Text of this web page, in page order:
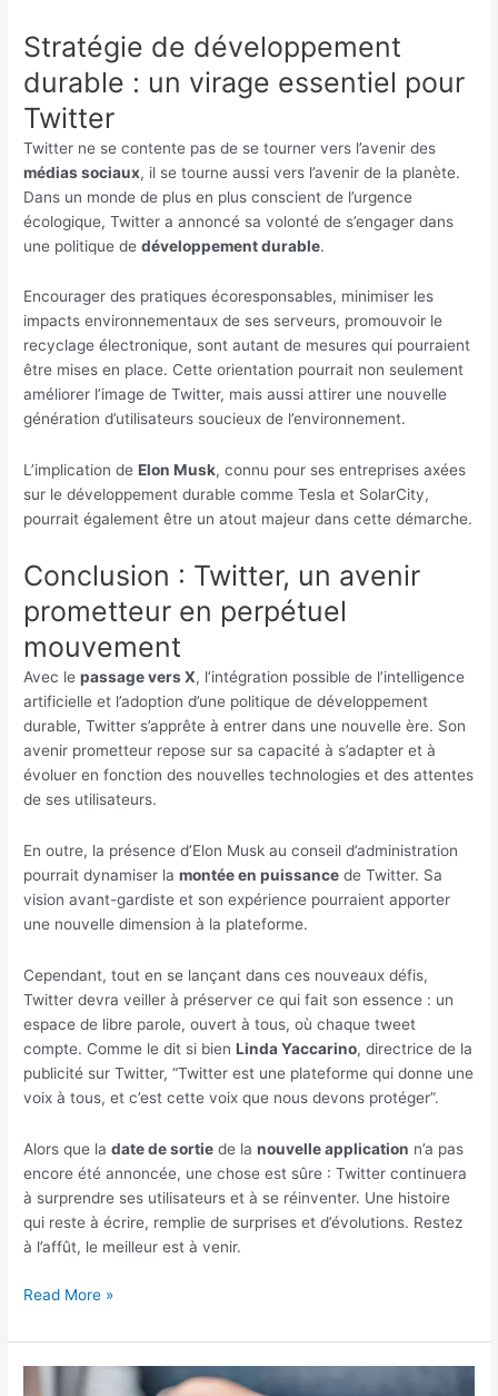
Stratégie de développement
durable : un virage essentiel pour
Twitter
Twitter ne se contente pas de se tourner vers l’avenir des
médias sociaux, il se tourne aussi vers l’avenir de la planète.
Dans un monde de plus en plus conscient de l’urgence
écologique, Twitter a annoncé sa volonté de s’engager dans
une politique dedéveloppement durable.
Encourager des pratiques écoresponsables, minimiser les
impacts environnementaux de ses serveurs, promouvoir le
recyclage électronique, sont autant de mesures qui pourraient
être mises en place. Cette orientation pourrait non seulement
améliorer l’image de Twitter, mais aussi attirer une nouvelle
génération d’utilisateurs soucieux de l’environnement.
L’implication deElon Musk, connu pour ses entreprises axées
sur le développement durable comme Tesla et SolarCity,
pourrait également être un atout majeur dans cette démarche.
Conclusion : Twitter, un avenir
prometteur en perpétuel
mouvement
Avec lepassage vers X, l’intégration possible de l’intelligence
artificielle et l’adoption d’une politique de développement
durable, Twitter s’apprête à entrer dans une nouvelle ère. Son
avenir prometteur repose sur sa capacité à s’adapter et à
évoluer en fonction des nouvelles technologies et des attentes
de ses utilisateurs.
En outre, la présence d’Elon Musk au conseil d’administration
pourrait dynamiser lamontée en puissance de Twitter. Sa
vision avant-gardiste et son expérience pourraient apporter
une nouvelle dimension à la plateforme.
Cependant, tout en se lançant dans ces nouveaux défis,
Twitter devra veiller à préserver ce qui fait son essence : un
espace de libre parole, ouvert à tous, où chaque tweet
compte. Comme le dit si bienLinda Yaccarino, directrice de la
publicité sur Twitter, “Twitter est une plateforme qui donne une
voix à tous, et c’est cette voix que nous devons protéger”.
Alors que ladate de sortie de lanouvelle application n’a pas
encore été annoncée, une chose est sûre : Twitter continuera
à surprendre ses utilisateurs et à se réinventer. Une histoire
qui reste à écrire, remplie de surprises et d’évolutions. Restez
à l’affût, le meilleur est à venir.
Pourquoi
a
un
Read More »